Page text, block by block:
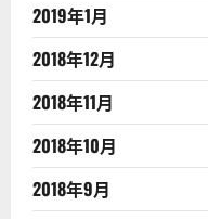
2019年1月
2018年12月
2018年11月
2018年10月
2018年9月